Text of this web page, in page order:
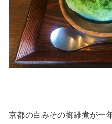
京都の白みその御雑煮が一